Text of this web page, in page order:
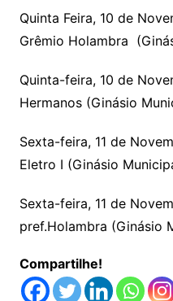
Quinta Feira, 10 de
Grêmio Holambra
Quinta-feira, 10 de
Hermanos (Ginásio
Sexta-feira, 11 de
Eletro I (Ginásio
Sexta-feira, 11 de
pref.Holambra (Ginásio
Compartilhe!